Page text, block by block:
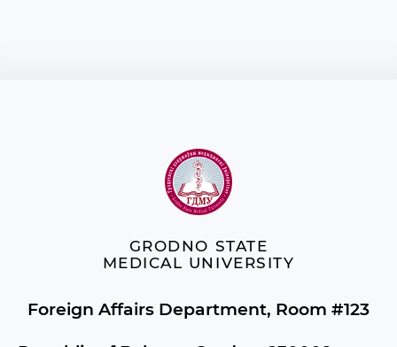
GRODNO STATE
MEDICAL UNIVERSITY
Foreign Affairs Department, Room #123